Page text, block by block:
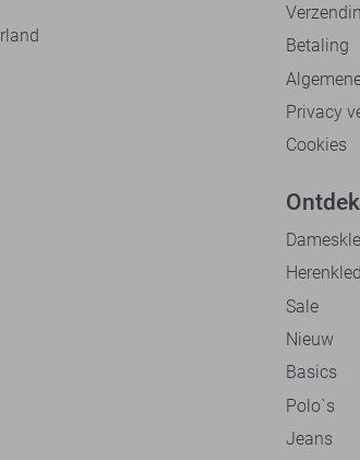
Betaling
Privacy
Cookies
Ontdek
Sale
Nieuw
Basics
Polo`s
Jeans